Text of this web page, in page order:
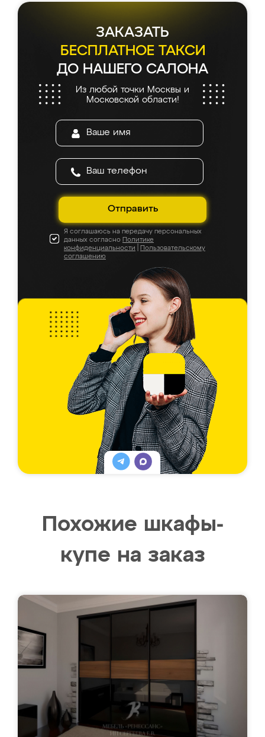
ЗАКАЗАТЬ
БЕСПЛАТНОЕ ТАКСИ
ДО НАШЕГО САЛОНА
Из любой точки Москвы и
Московской области!
Отправить
Я соглашаюсь на передачу персональных
данных согласно Политике
конфиденциальности
Пользовательскому
соглашению
Похожие шкафы-
купе на заказ